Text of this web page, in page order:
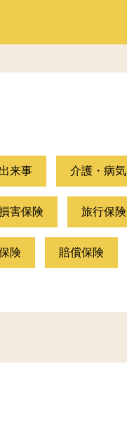
来事 介護・病気
害保険 旅行保険
険 賠償保険